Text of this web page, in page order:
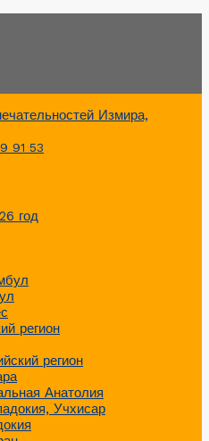
91 53
год
регион
регион
Анатолия